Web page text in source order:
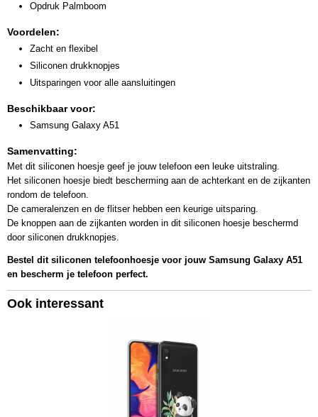
Opdruk Palmboom
Voordelen:
Zacht en flexibel
Siliconen drukknopjes
Uitsparingen voor alle aansluitingen
Beschikbaar voor:
Samsung Galaxy A51
Samenvatting:
Met dit siliconen hoesje geef je jouw telefoon een leuke uitstraling.
Het siliconen hoesje biedt bescherming aan de achterkant en de zijkanten
rondom de telefoon.
De cameralenzen en de flitser hebben een keurige uitsparing.
De knoppen aan de zijkanten worden in dit siliconen hoesje beschermd
door siliconen drukknopjes.
Bestel dit siliconen telefoonhoesje voor jouw Samsung Galaxy A51
en bescherm je telefoon perfect.
Ook interessant